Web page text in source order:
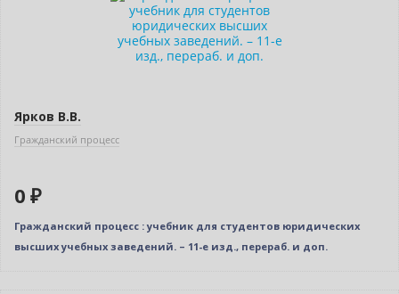
Ярков В.В.
Гражданский процесс
0 ₽
Гражданский процесс : учебник для студентов юридических
высших учебных заведений. – 11-е изд., перераб. и доп.